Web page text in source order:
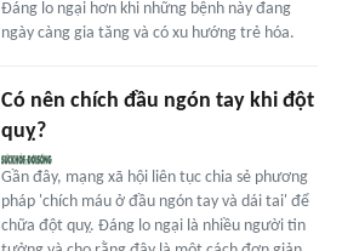
Đáng lo ngại hơn khi những bệnh này đang
ngày càng gia tăng và có xu hướng trẻ hóa.
Có nên chích đầu ngón tay khi đột
quỵ?
Gần đây, mạng xã hội liên tục chia sẻ phương
pháp 'chích máu ở đầu ngón tay và dái tai' để
chữa đột quỵ. Đáng lo ngại là nhiều người tin